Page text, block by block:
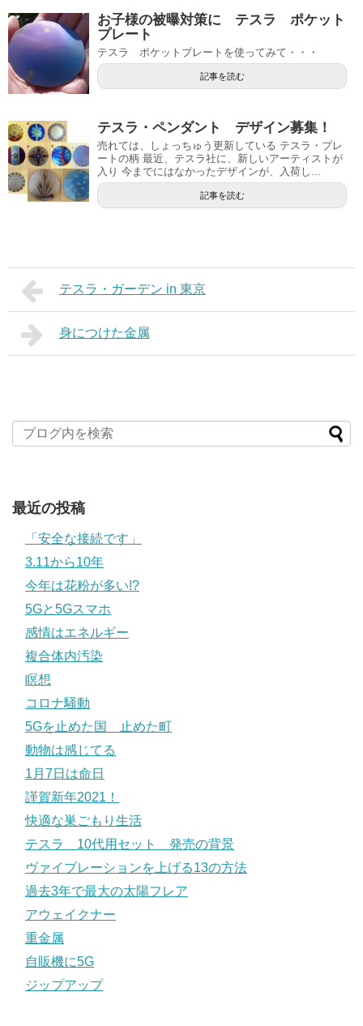
お子様の被曝対策に テスラ ポケット
プレート
テスラ ポケットプレートを使ってみて・・・
記事を読む
テスラ・ペンダント デザイン募集！
売れては、しょっちゅう更新している テスラ・プレ
ートの柄 最近、テスラ社に、新しいアーティストが
入り 今までにはなかったデザインが、入荷し...
記事を読む
テスラ・ガーデン in 東京
身につけた金属
最近の投稿
「安全な接続です」
3.11から10年
今年は花粉が多い!?
5Gと5Gスマホ
感情はエネルギー
複合体内汚染
瞑想
コロナ騒動
5Gを止めた国 止めた町
動物は感じてる
1月7日は命日
謹賀新年2021！
快適な巣ごもり生活
テスラ 10代用セット 発売の背景
ヴァイブレーションを上げる13の方法
過去3年で最大の太陽フレア
アウェイクナー
重金属
自販機に5G
ジップアップ